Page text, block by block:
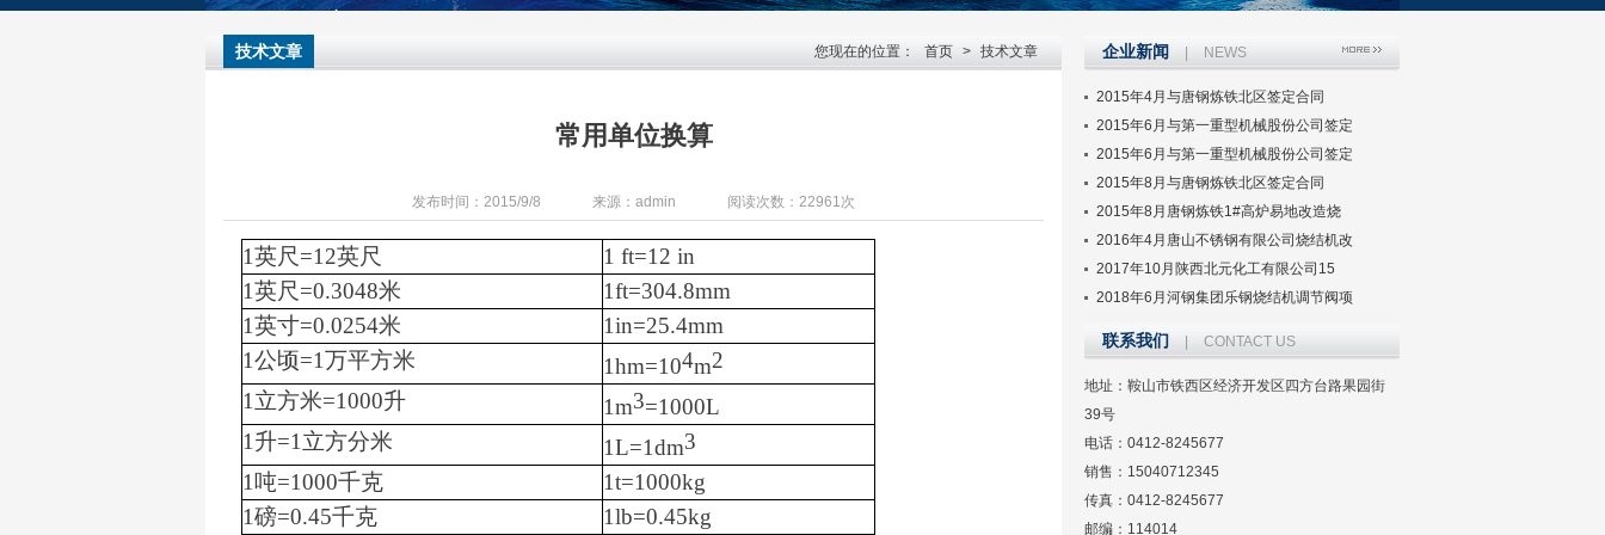
技术文章 您现在的位置： 首页 > 技术文章
常用单位换算
发布时间：2015/9/8 来源：admin 阅读次数：22961次
1英尺=12英尺
1 ft=12 in
1英尺=0.3048米
1ft=304.8mm
1英寸=0.0254米
1in=25.4mm
1公顷=1万平方米
1hm=104m2
1立方米=1000升
1m3=1000L
1升=1立方分米
1L=1dm3
1吨=1000千克
1t=1000kg
1磅=0.45千克
1lb=0.45kg
企业新闻 NEWS
2015年4月与唐钢炼铁北区签定合同
2015年6月与第一重型机械股份公司签定
2015年6月与第一重型机械股份公司签定
2015年8月与唐钢炼铁北区签定合同
2015年8月唐钢炼铁1#高炉易地改造烧
2016年4月唐山不锈钢有限公司烧结机改
2017年10月陕西北元化工有限公司15
2018年6月河钢集团乐钢烧结机调节阀项
联系我们 CONTACT US
地址：鞍山市铁西区经济开发区四方台路果园街
39号
电话：0412-8245677
销售：15040712345
传真：0412-8245677
邮编：114014